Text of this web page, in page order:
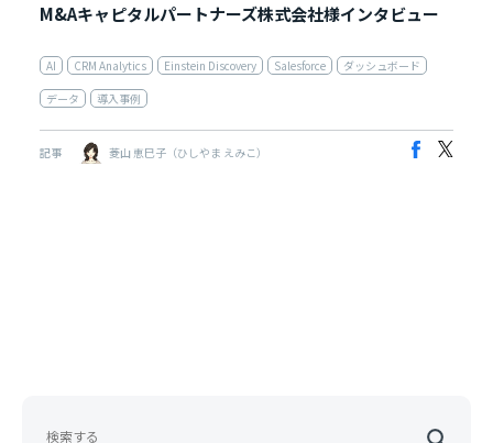
M&Aキャピタルパートナーズ株式会社様インタビュー
AI CRM Analytics Einstein Discovery Salesforce
ダッシュボード
データ
導入事例
記事 菱山 恵巳子（ひしやま えみこ）